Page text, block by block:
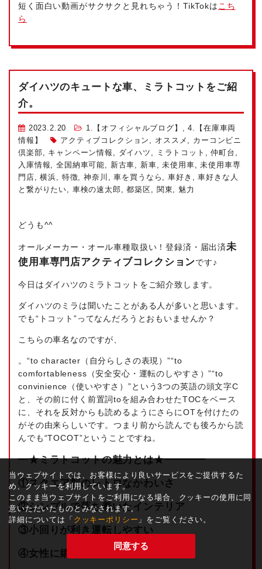
短く面白い動画がサクサクと見れちゃう！TikTokは こち
ら
ダイハツのキュートな車、ミラトコットをご紹
介。
2023.2.20 1.【オフィシャルブログ】 ,4.【在庫車両
情報】
アクティブコレクション オススメ
カーコンビニ
倶楽部
キャンペーン情報 ダイハツ ミラトコット ,仲町台
入庫情報 ,全国納車可能 新古車 新車 ,未使用車 ,未使用車専
門店 ,横浜 特徴 ,神奈川 ,車を買うなら ,車好き ,車好きな人
と繋がりたい
車検の速太郎 ,都築区 関東 魅力
どうも^^
オールメーカー・オール車種取扱い！登録済・届出済未
使用車専門店アクティブコレクションです♪
今日はダイハツのミラトコットをご紹介致します。
ダイハツのミラは聞いたことがある人が多いと思います。
でも“トコット”ってなんだろうとおもいませんか？
こちらの車名なのですが、
。“to character（自分らしさの表現）”“to
comfortableness（安全安心・運転のしやすさ）”“to
convinience（使いやすさ）”という3つの英語の頭文字C
と、その前に付く前置詞toを組み合わせたTOCをベース
に、それを反対からも読めるようにさらにOTを付けたの
がその由来らしいです。つまり前から読んでも後ろから読
んでも“TOCOT”ということですね。
━★ミラトコットの魅力とは★━━━━
①スクエア型のレトロなかわいさ
②シンプルで落ち着いたインテリア
③小回りが利き運転しやすい
④女性に嬉しい機能がたくさん
当ウェブサイトでは、お客様により良いサービスをご提供するた
め、クッキーを利用しています。
このまま当ウェブサイトをご利用になる場合、クッキーの使用に同
意いただいたものとみなされます。
詳細については「 クッキーポリシー 」をご覧ください。
同意する